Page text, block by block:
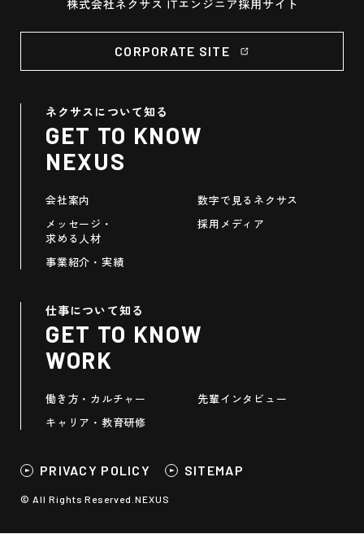
CORPORATE SITE
ネクサスについて知る
GET TO KNOW
NEXUS
会社案内
メッセージ・
求める人材
事業紹介・実績
数字で見るネクサス
採用メディア
仕事について知る
GET TO KNOW
WORK
働き方・カルチャー
キャリア・教育研修
先輩インタビュー
PRIVACY POLICY SITEMAP
© All Rights Reserved.NEXUS